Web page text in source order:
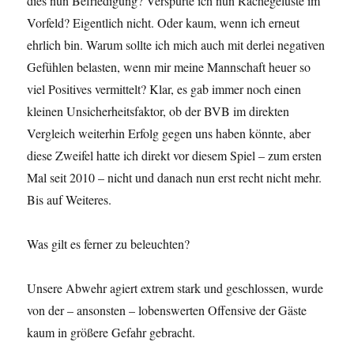
Vorfeld? Eigentlich nicht. Oder kaum, wenn ich erneut
ehrlich bin. Warum sollte ich mich auch mit derlei negativen
Gefühlen belasten, wenn mir meine Mannschaft heuer so
viel Positives vermittelt? Klar, es gab immer noch einen
kleinen Unsicherheitsfaktor, ob der BVB im direkten
Vergleich weiterhin Erfolg gegen uns haben könnte, aber
diese Zweifel hatte ich direkt vor diesem Spiel – zum ersten
Mal seit 2010 – nicht und danach nun erst recht nicht mehr.
Bis auf Weiteres.
Was gilt es ferner zu beleuchten?
Unsere Abwehr agiert extrem stark und geschlossen, wurde
von der – ansonsten – lobenswerten Offensive der Gäste
kaum in größere Gefahr gebracht.